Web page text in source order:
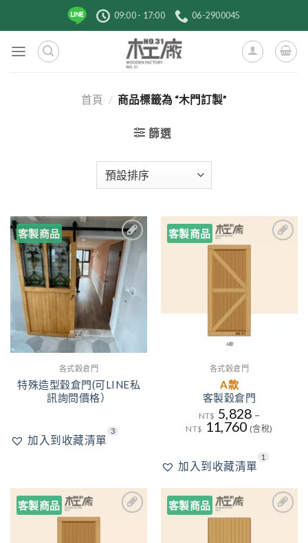
09:00 - 17:00 06-2900045
首頁 / 商品標籤為 “木門訂製”
篩選
客製商品
加入
到收
3
各式穀倉門
特殊造型穀倉門(可LINE私
訊詢問價格）
加入到收藏清單
3
客製商品
加入
21
各式穀倉門
A款
客製穀倉門
NT$ 5,828 –
NT$ 11,760 (含稅)
加入到收藏清單
21
客製商品
加入
1 客製商品
加入
31